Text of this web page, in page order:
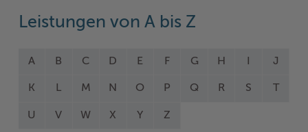
Leistungen von A bis Z
A B C D E F G H J
K L M N O P Q R S
U V W X Y Z